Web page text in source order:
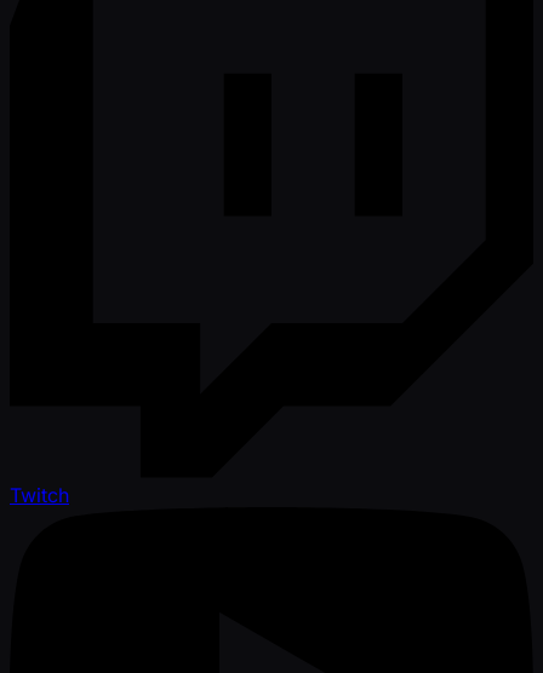
Twitch